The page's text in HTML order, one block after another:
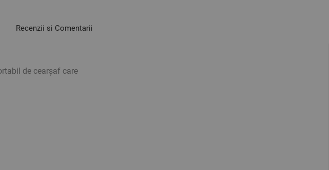
de cearșaf care
Recenzii si Comentarii